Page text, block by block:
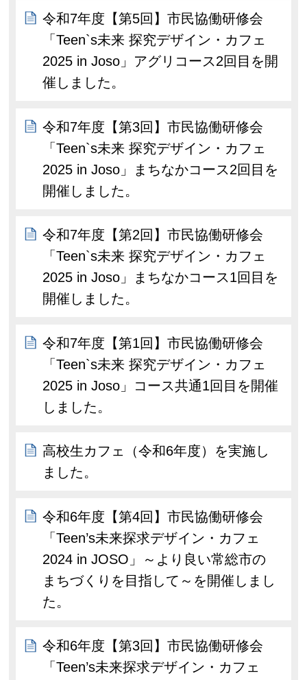
令和7年度【第5回】市民協働研修会
「Teen`s未来 探究デザイン・カフェ
2025 in Joso」アグリコース2回目を開
催しました。
令和7年度【第3回】市民協働研修会
「Teen`s未来 探究デザイン・カフェ
2025 in Joso」まちなかコース2回目を
開催しました。
令和7年度【第2回】市民協働研修会
「Teen`s未来 探究デザイン・カフェ
2025 in Joso」まちなかコース1回目を
開催しました。
令和7年度【第1回】市民協働研修会
「Teen`s未来 探究デザイン・カフェ
2025 in Joso」コース共通1回目を開催
しました。
高校生カフェ（令和6年度）を実施し
ました。
令和6年度【第4回】市民協働研修会
「Teen’s未来探求デザイン・カフェ
2024 in JOSO」～より良い常総市の
まちづくりを目指して～を開催しまし
た。
令和6年度【第3回】市民協働研修会
「Teen’s未来探求デザイン・カフェ